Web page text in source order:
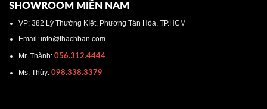
SHOWROOM MIỀN NAM
VP: 382 Lý Thường KIệt, Phương Tân Hòa, TP.HCM
Email: info@thachban.com
Mr. Thành:056.312.4444
Ms. Thùy: 098.338.3379